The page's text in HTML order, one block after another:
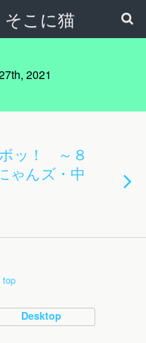
こに猫
2021
ッ！ ～８
ゃんズ・中
top
Desktop